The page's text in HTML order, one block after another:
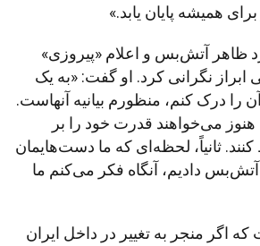
همیشه پایان یابد.»
ظاهر آتش‌بس و اعلام «پیروزی»
ابراز نگرانی کرد. او گفت: «به یک
را درک کنم، منظورم بیانیه آنهاست.
هنوز می‌خواهند قدرت خود را بر
ثانیاً، لحظه‌ای که ما دست‌هایمان
آتش‌بس دادیم، آنگاه فکر می‌کنم ما
که اگر منجر به تغییر در داخل ایران